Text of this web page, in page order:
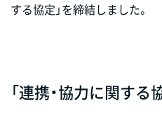
する協定」を締結しました。
「連携・協力に関する